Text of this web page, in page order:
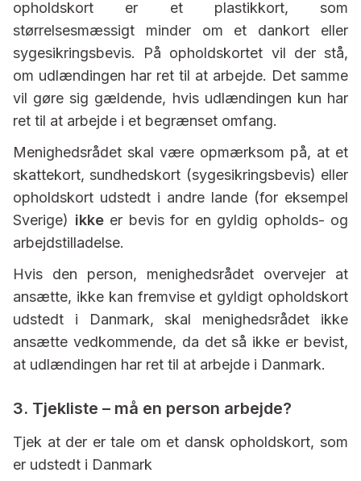
opholdskort er et plastikkort, som
størrelsesmæssigt minder om et dankort eller
sygesikringsbevis. På opholdskortet vil der stå,
om udlændingen har ret til at arbejde. Det samme
vil gøre sig gældende, hvis udlændingen kun har
ret til at arbejde i et begrænset omfang.
Menighedsrådet skal være opmærksom på, at et
skattekort, sundhedskort (sygesikringsbevis) eller
opholdskort udstedt i andre lande (for eksempel
Sverige) ikkeer bevis for en gyldig opholds- og
arbejdstilladelse.
Hvis den person, menighedsrådet overvejer at
ansætte, ikke kan fremvise et gyldigt opholdskort
udstedt i Danmark, skal menighedsrådet ikke
ansætte vedkommende, da det så ikke er bevist,
at udlændingen har ret til at arbejde i Danmark.
3. Tjekliste – må en person arbejde?
Tjek at der er tale om et dansk opholdskort, som
er udstedt i Danmark